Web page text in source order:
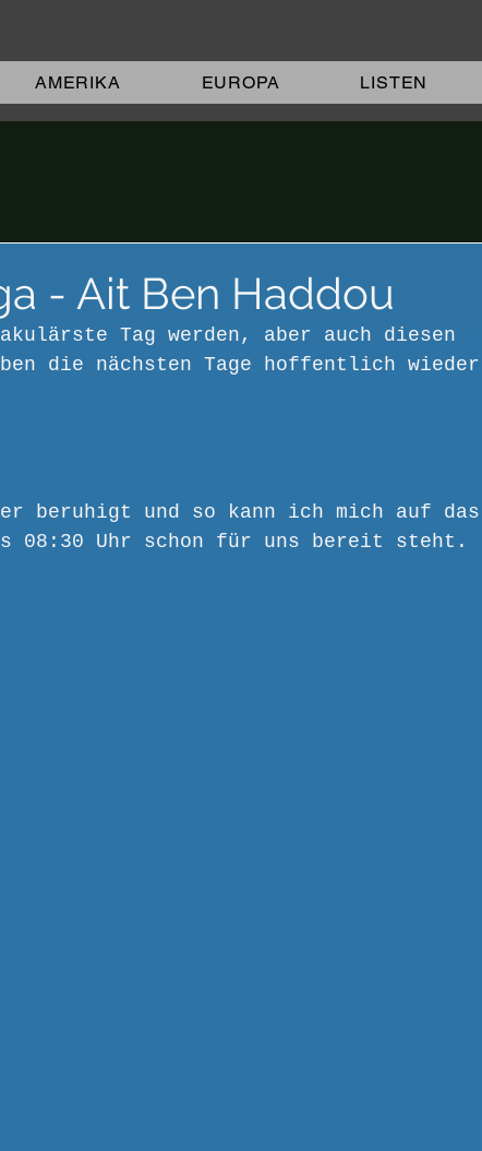
AMERIKA EUROPA LISTEN
- Ait Ben Haddou
Tag werden, aber auch diesen
die nächsten Tage hoffentlich wieder
beruhigt und so kann ich mich auf das
08:30 Uhr schon für uns bereit steht.